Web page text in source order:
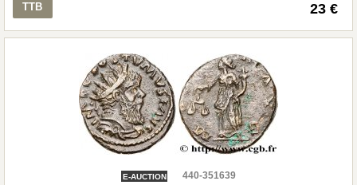
TTB 23 €
E-AUCTION
440-351639